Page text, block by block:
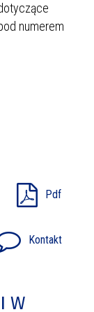
numerem
Pdf
Kontakt
W